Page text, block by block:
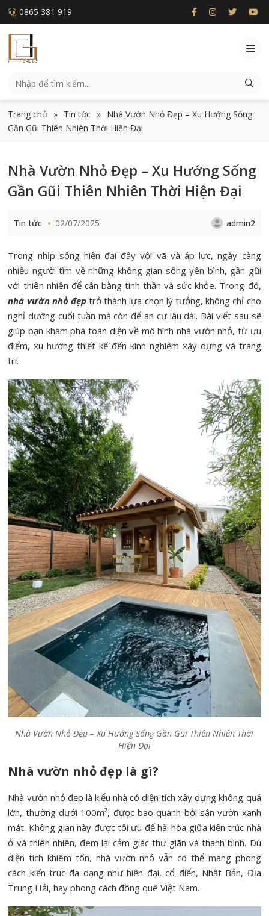
0865 381 919
Trang chủ » Tin tức » Nhà Vườn Nhỏ Đẹp – Xu Hướng Sống
Gần Gũi Thiên Nhiên Thời Hiện Đại
Nhà Vườn Nhỏ Đẹp – Xu Hướng Sống
Gần Gũi Thiên Nhiên Thời Hiện Đại
Tin tức 02/07/2025 admin2
Trong nhịp sống hiện đại đầy vội vã và áp lực, ngày càng
nhiều người tìm về những không gian sống yên bình, gần gũi
với thiên nhiên để cân bằng tinh thần và sức khỏe. Trong đó,
nhà vườn nhỏ đẹptrở thành lựa chọn lý tưởng, không chỉ cho
nghỉ dưỡng cuối tuần mà còn để an cư lâu dài. Bài viết sau sẽ
giúp bạn khám phá toàn diện về mô hình nhà vườn nhỏ, từ ưu
điểm, xu hướng thiết kế đến kinh nghiệm xây dựng và trang
trí.
Nhà Vườn Nhỏ Đẹp – Xu Hướng Sống Gần Gũi Thiên Nhiên Thời
Hiện Đại
Nhà vườn nhỏ đẹp là gì?
Nhà vườn nhỏ đẹp là kiểu nhà có diện tích xây dựng không quá
lớn, thường dưới 100m², được bao quanh bởi sân vườn xanh
mát. Không gian này được tối ưu để hài hòa giữa kiến trúc nhà
ở và thiên nhiên, đem lại cảm giác thư giãn và thanh bình. Dù
diện tích khiêm tốn, nhà vườn nhỏ vẫn có thể mang phong
cách kiến trúc đa dạng như hiện đại, cổ điển, Nhật Bản, Địa
Trung Hải, hay phong cách đồng quê Việt Nam.